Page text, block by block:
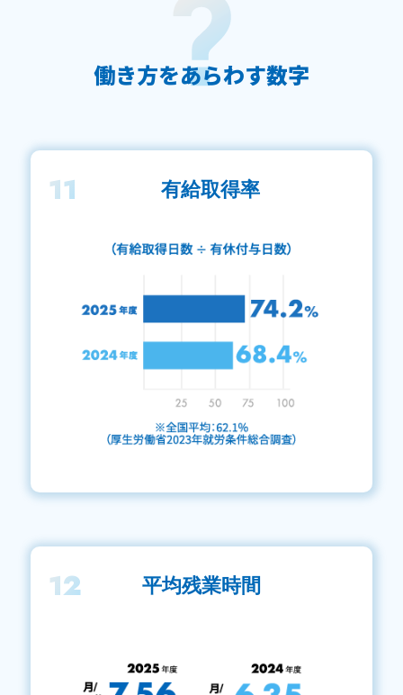
働き方をあらわす数字
11 有給取得率
12 平均残業時間